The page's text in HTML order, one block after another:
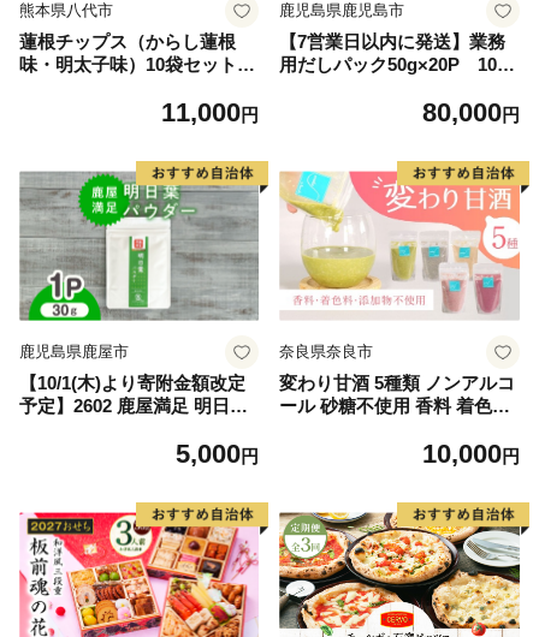
熊本県八代市
蓮根チップス（からし蓮根
味・明太子味）10袋セット
11,000円
鹿児島県鹿児島市
【7営業日以内に発送】業務
用だしパック50g×20P 10袋
80,000円
鹿児島県鹿屋市
【10/1(木)より寄附金額改定
予定】2602 鹿屋満足 明日葉
5,000円
奈良県奈良市
変わり甘酒 5種類 ノンアルコ
ール 砂糖不使用 香料 着色料
ぐるてんふりー・ヴィーガン
冷凍 発酵 健康 ラッコラ 奈良
県 奈良市 I-322
10,000円